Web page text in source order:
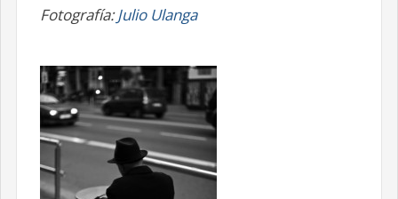
Fotografía:Julio Ulanga